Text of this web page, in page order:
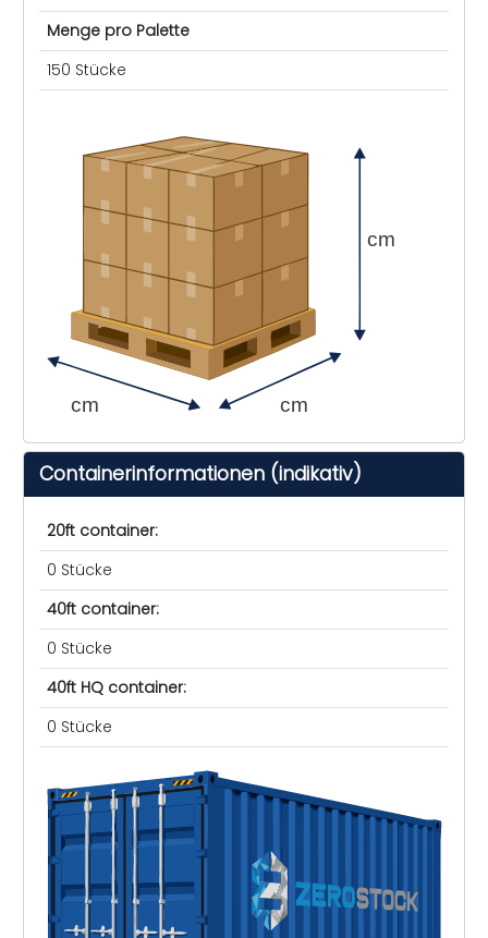
Menge pro Palette
150 Stücke
cm cm
cm
Containerinformationen (indikativ)
20ft container:
0 Stücke
40ft container:
0 Stücke
40ft HQ container:
0 Stücke